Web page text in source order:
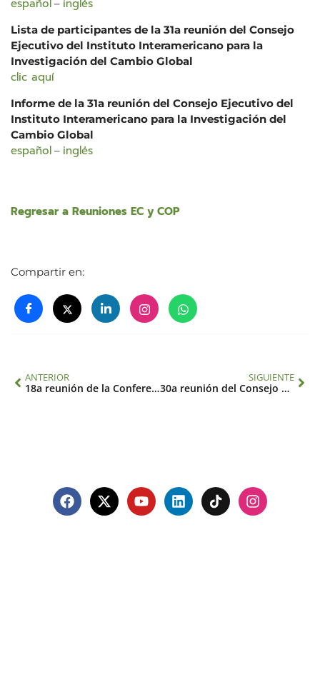
español – inglés
Lista de participantes de la 31a reunión del Consejo
Ejecutivo del Instituto Interamericano para la
Investigación del Cambio Global
clic aquí
Informe de la 31a reunión del Consejo Ejecutivo del
Instituto Interamericano para la Investigación del
Cambio Global
español – inglés
Regresar a Reuniones EC y COP
Compartir en:
ANTERIOR
18a reunión de la Conferencia de las Partes
SIGUIENTE
30a reunión del Consejo Ejecutivo